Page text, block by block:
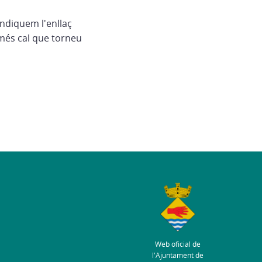
l'enllaç
cal que torneu
Web oficial de
l'Ajuntament de